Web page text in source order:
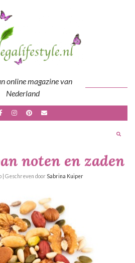
online magazine van
Nederland
noten en zaden
| Geschreven door Sabrina Kuiper